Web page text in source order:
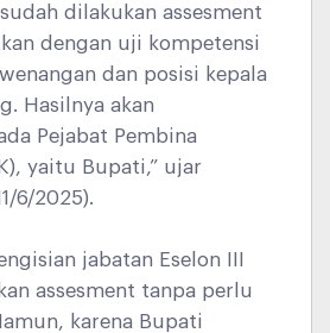
dilakukan assesment
dengan uji kompetensi
dan posisi kepala
Hasilnya akan
Pejabat Pembina
yaitu Bupati,” ujar
6/2025).
jabatan Eselon III
assesment tanpa perlu
karena Bupati